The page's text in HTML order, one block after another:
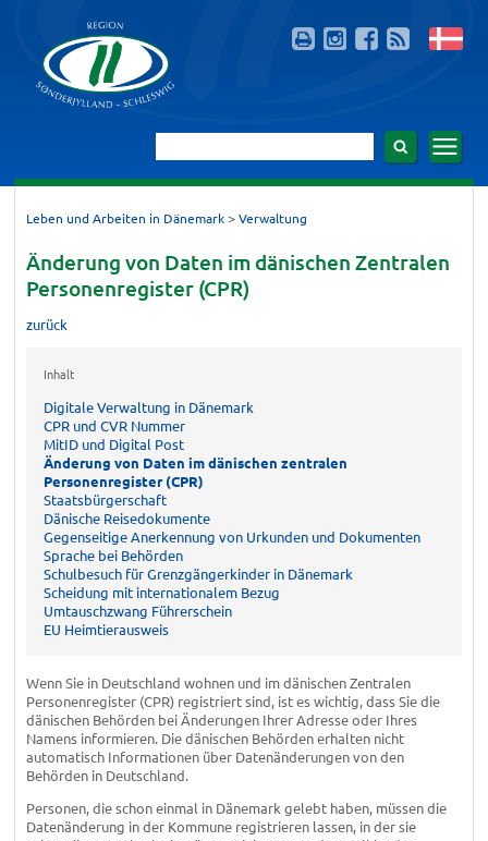
Leben und Arbeiten in Dänemark > Verwaltung
Änderung von Daten im dänischen Zentralen
Personenregister (CPR)
zurück
Inhalt
Digitale Verwaltung in Dänemark
CPR und CVR Nummer
MitID und Digital Post
Änderung von Daten im dänischen zentralen
Personenregister (CPR)
Staatsbürgerschaft
Dänische Reisedokumente
Gegenseitige Anerkennung von Urkunden und Dokumenten
Sprache bei Behörden
Schulbesuch für Grenzgängerkinder in Dänemark
Scheidung mit internationalem Bezug
Umtauschzwang Führerschein
EU Heimtierausweis
Wenn Sie in Deutschland wohnen und im dänischen Zentralen
Personenregister (CPR) registriert sind, ist es wichtig, dass Sie die
dänischen Behörden bei Änderungen Ihrer Adresse oder Ihres
Namens informieren. Die dänischen Behörden erhalten nicht
automatisch Informationen über Datenänderungen von den
Behörden in Deutschland.
Personen, die schon einmal in Dänemark gelebt haben, müssen die
Datenänderung in der Kommune registrieren lassen, in der sie